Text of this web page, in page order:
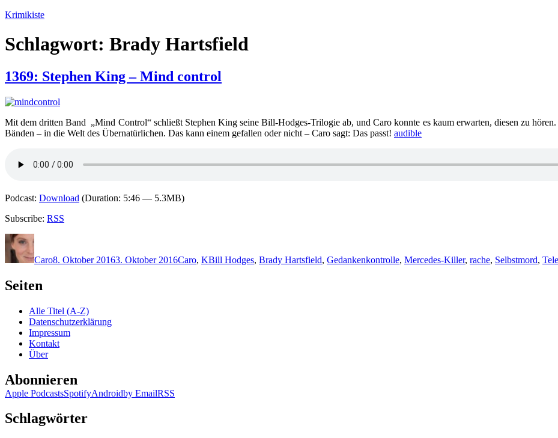
Zum
springen
Krimikiste
Schlagwort: Brady Hartsfield
1369: Stephen King – Mind control
Mit dem dritten Band „Mind Control“ schließt Stephen King seine Bill-Hodges-Trilogie ab, und Caro konnte es kaum erwarten, diesen zu
Bänden – in die Welt des Übernatürlichen. Das kann einem gefallen oder nicht – Caro sagt: Das passt! audible
Podcast: Download (Duration: 5:46 — 5.3MB)
Subscribe: RSS
Autor
Caro8. Oktober 20163. Oktober 2016Caro, KBill Hodges, Brady Hartsfield, Gedankenkontrolle, Mercedes-Killer, rache, Selbstmord,
Seiten
Alle Titel (A-Z)
Datenschutzerklärung
Impressum
Kontakt
Über
Abonnieren
Apple PodcastsSpotifyAndroidby EmailRSS
Schlagwörter